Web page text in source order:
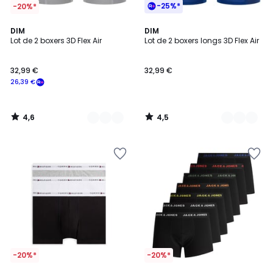
-20%*
DIM
Lot de 2 boxers 3D Flex Air
26,39 €
32,99 €
4,6
/ 5
3
Couleurs
4,6
/
-25%*
DIM
Lot de 2 boxers longs 3D Flex Air
32,99 €
4,5
/ 5
2
Couleurs
4,5
/
-20%* -20%*